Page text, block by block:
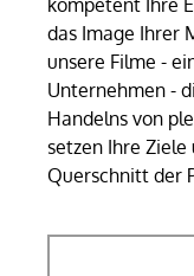
das Image Ihrer
unsere Filme -
Unternehmen -
Handelns von
setzen Ihre Ziele
Querschnitt der